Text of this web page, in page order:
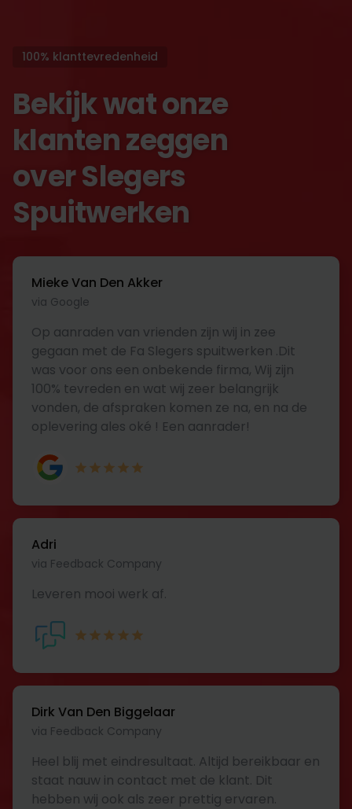
100% klanttevredenheid
Bekijk wat onze
klanten zeggen
over Slegers
Spuitwerken
Mieke Van Den Akker
via Google
Op aanraden van vrienden zijn wij in zee
gegaan met de Fa Slegers spuitwerken .Dit
was voor ons een onbekende firma, Wij zijn
100% tevreden en wat wij zeer belangrijk
vonden, de afspraken komen ze na, en na de
oplevering ales oké ! Een aanrader!
Adri
via Feedback Company
Leveren mooi werk af.
Dirk Van Den Biggelaar
via Feedback Company
Heel blij met eindresultaat. Altijd bereikbaar en
staat nauw in contact met de klant. Dit
hebben wij ook als zeer prettig ervaren.